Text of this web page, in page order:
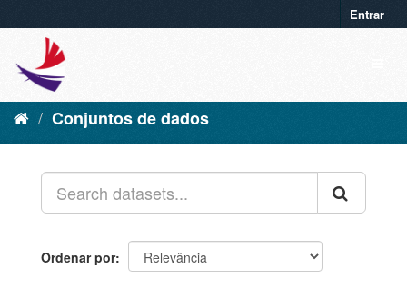
Entrar
Conjuntos de dados
Ordenar por